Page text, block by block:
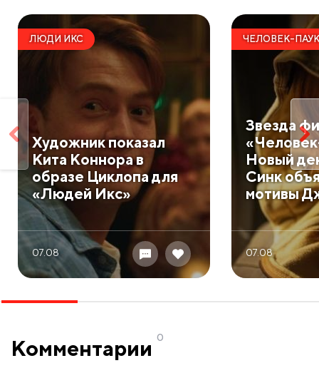
ЛЮДИ ИКС
Художник показал
Кита Коннора в
образе Циклопа для
«Людей Икс»
07.08
ЧЕЛОВЕК-ПАУК
Звезда
Новый
Синк
мотивы
07.08
Комментарии 0